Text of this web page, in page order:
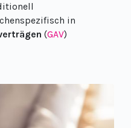
in
(GAV)